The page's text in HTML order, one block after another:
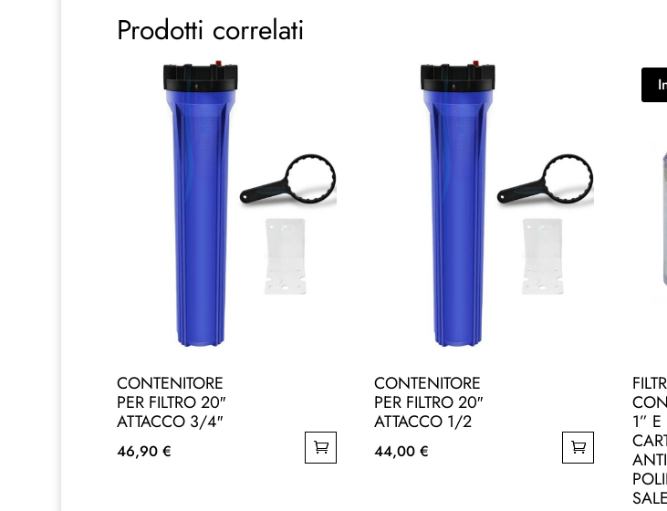
Prodotti correlati
CONTENITORE
PER FILTRO 20″
ATTACCO 3/4″
46,90 €
CONTENITORE
PER FILTRO 20″
ATTACCO 1/2
44,00€
1” E
SALE